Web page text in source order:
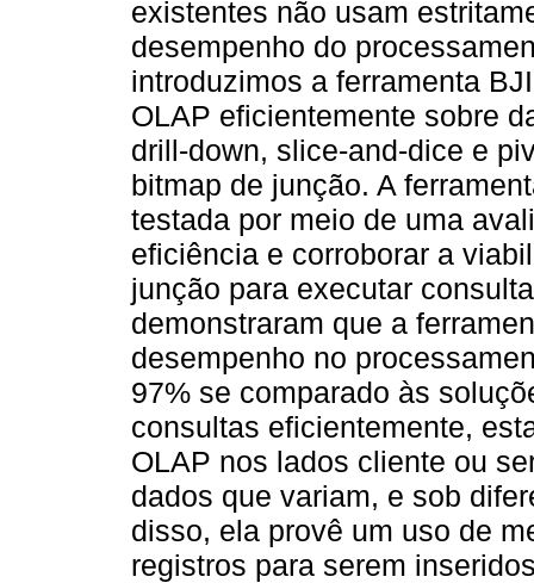
existentes não usam
desempenho do
introduzimos a ferramenta
OLAP eficientemente sobre
drill-down, slice-and-dice e
bitmap de junção. A
testada por meio de uma
eficiência e corroborar a
junção para executar
demonstraram que a
desempenho no
97% se comparado às
consultas eficientemente,
OLAP nos lados cliente ou
dados que variam, e sob
disso, ela provê um uso de
registros para serem